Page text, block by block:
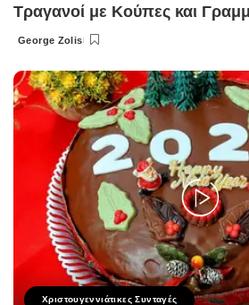
Τραγανοί με Κούπες και
Posted
George Zolis
Χριστουγεννιάτικες Συνταγές